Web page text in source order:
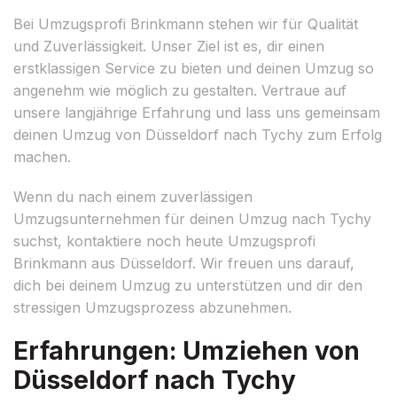
Bei Umzugsprofi Brinkmann stehen wir für Qualität
und Zuverlässigkeit. Unser Ziel ist es, dir einen
erstklassigen Service zu bieten und deinen Umzug so
angenehm wie möglich zu gestalten. Vertraue auf
unsere langjährige Erfahrung und lass uns gemeinsam
deinen Umzug von Düsseldorf nach Tychy zum Erfolg
machen.
Wenn du nach einem zuverlässigen
Umzugsunternehmen für deinen Umzug nach Tychy
suchst, kontaktiere noch heute Umzugsprofi
Brinkmann aus Düsseldorf. Wir freuen uns darauf,
dich bei deinem Umzug zu unterstützen und dir den
stressigen Umzugsprozess abzunehmen.
Erfahrungen: Umziehen von
Düsseldorf nach Tychy